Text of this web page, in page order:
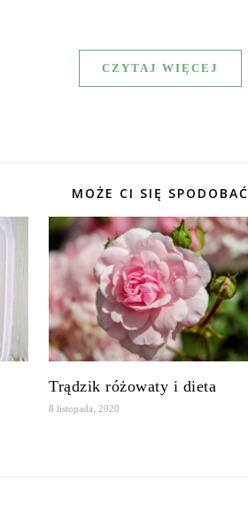
CZYTAJ WIĘCEJ
MOŻE CI SIĘ SPODOBAĆ
Trądzik różowaty i dieta
8 listopada, 2020